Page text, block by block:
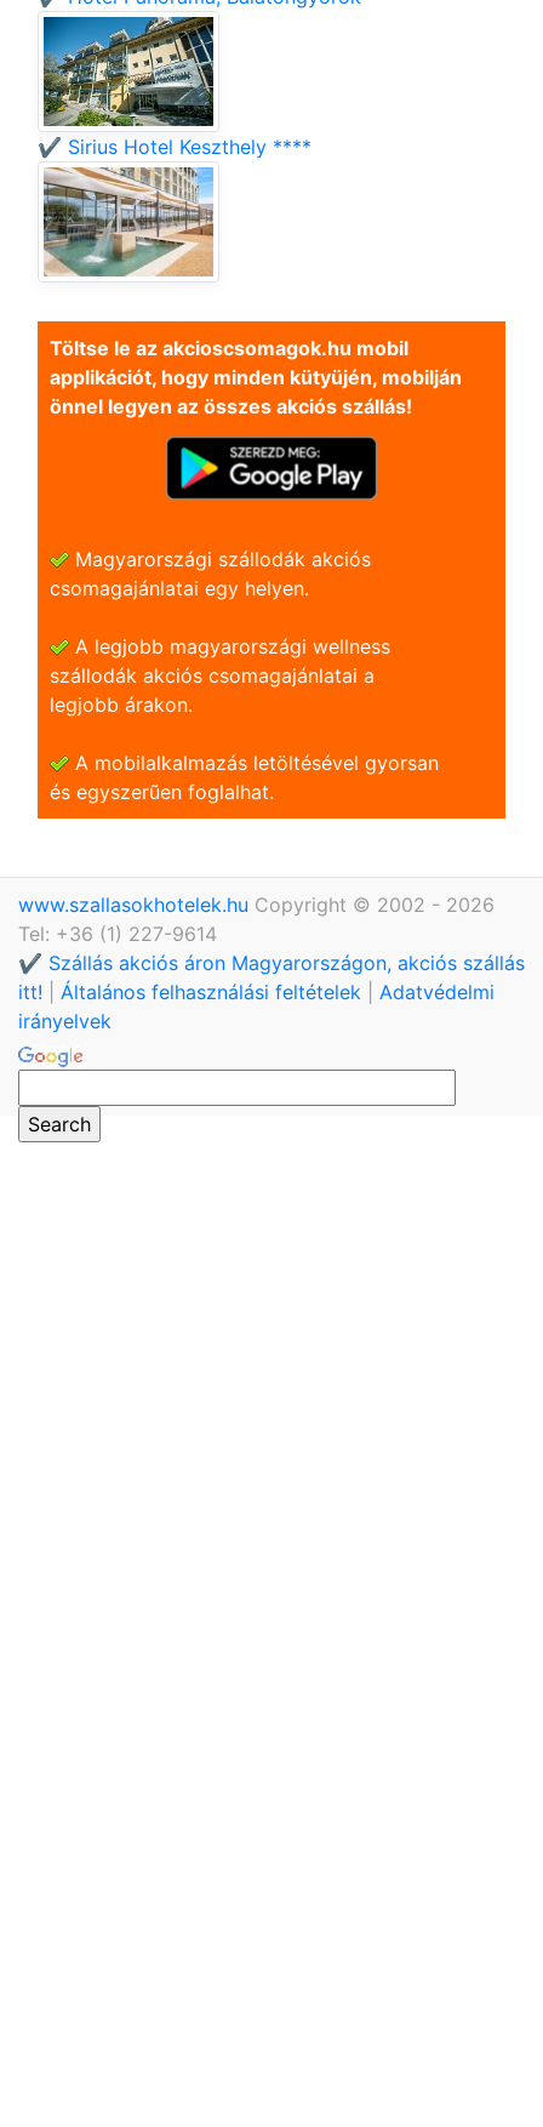
✔️ Sirius Hotel Keszthely ****
Töltse le az akcioscsomagok.hu mobil
applikációt, hogy minden kütyüjén, mobilján
önnel legyen az összes akciós szállás!
Magyarországi szállodák akciós
csomagajánlatai egy helyen.
A legjobb magyarországi wellness
szállodák akciós csomagajánlatai a
legjobb árakon.
A mobilalkalmazás letöltésével gyorsan
és egyszerũen foglalhat.
www.szallasokhotelek.hu Copyright © 2002 - 2026
Tel: +36 (1) 227-9614
✔️ Szállás akciós áron Magyarországon, akciós szállás
itt!
Általános felhasználási feltételek
Adatvédelmi
irányelvek